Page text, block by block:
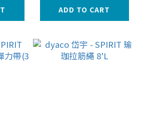
ADD TO CART